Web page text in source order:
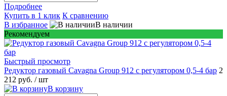
Подробнее
Купить в 1 клик К сравнению
В избранное
В наличии
Рекомендуем
Быстрый просмотр
Редуктор газовый Cavagna Group 912 c регулятором 0,5-4 бар 2
212 руб. / шт
В корзину